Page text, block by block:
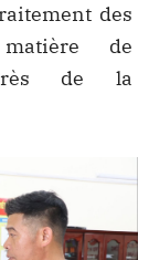
des
de
de la